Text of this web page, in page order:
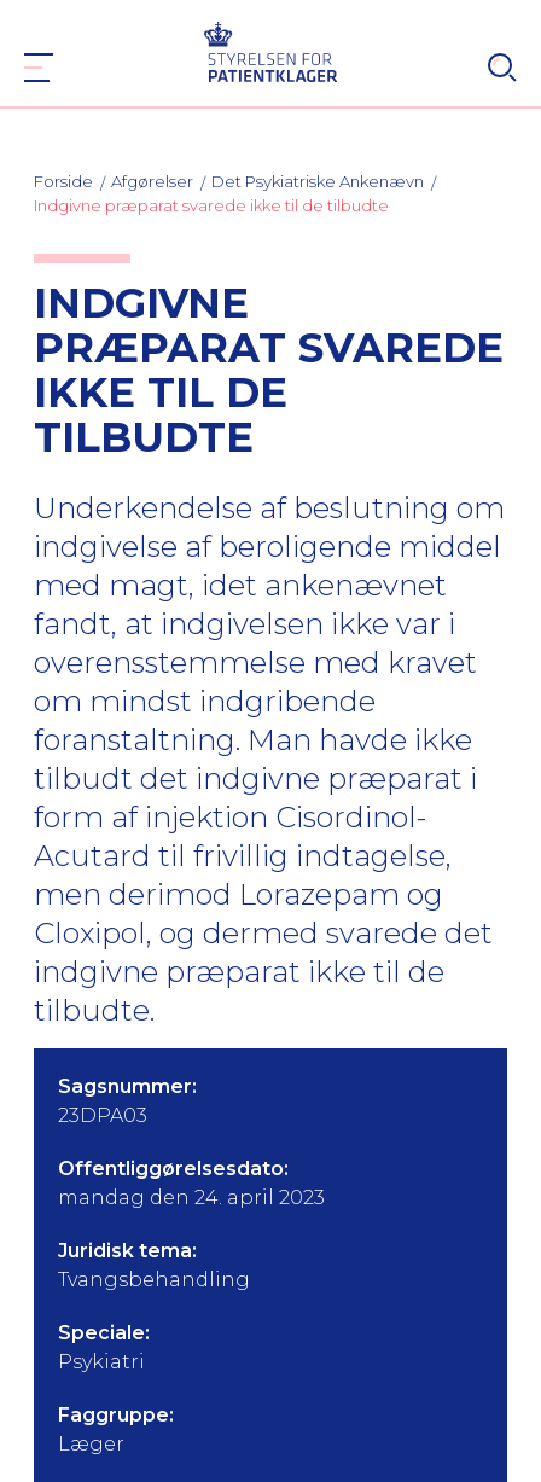
Forside Afgørelser
Det Psykiatriske Ankenævn
Indgivne præparat svarede ikke til de tilbudte
INDGIVNE
PRÆPARAT SVAREDE
IKKE TIL DE
TILBUDTE
Underkendelse af beslutning om
indgivelse af beroligende middel
med magt, idet ankenævnet
fandt, at indgivelsen ikke var i
overensstemmelse med kravet
om mindst indgribende
foranstaltning. Man havde ikke
tilbudt det indgivne præparat i
form af injektion Cisordinol-
Acutard til frivillig indtagelse,
men derimod Lorazepam og
Cloxipol, og dermed svarede det
indgivne præparat ikke til de
tilbudte.
Sagsnummer:
23DPA03
Offentliggørelsesdato:
mandag den 24. april 2023
Juridisk tema:
Tvangsbehandling
Speciale:
Psykiatri
Faggruppe:
Læger